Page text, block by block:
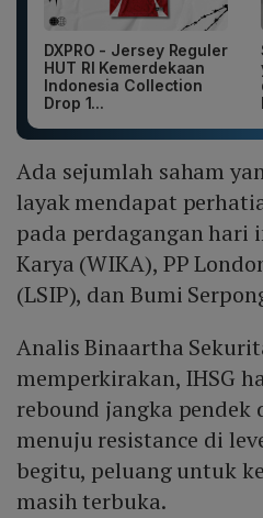
DXPRO - Jersey Reguler
HUT RI Kemerdekaan
Indonesia Collection
Drop 1...
Ada sejumlah saham
layak mendapat
pada perdagangan hari
Karya (WIKA), PP
(LSIP), dan Bumi
Analis Binaartha
memperkirakan, IHSG
rebound jangka pendek
menuju resistance di
begitu, peluang untuk
masih terbuka.